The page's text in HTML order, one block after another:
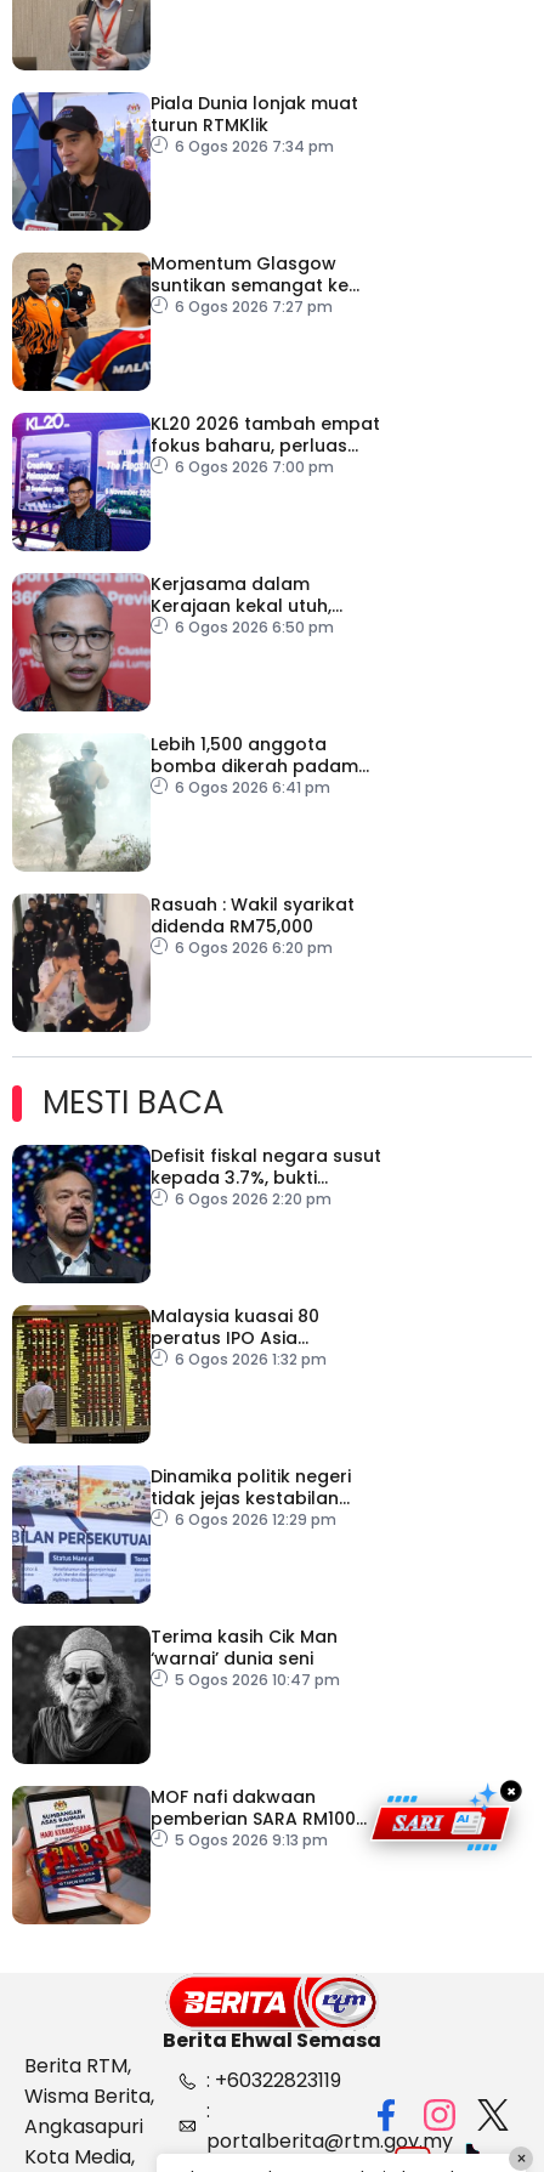
Piala Dunia lonjak muat
turun RTMKlik
6 Ogos 2026 7:34 pm
Momentum Glasgow
suntikan semangat ke
Sukan Asia 2026
6 Ogos 2026 7:27 pm
KL20 2026 tambah empat
fokus baharu, perluas
tumpuan ke lapan sektor
6 Ogos 2026 7:00 pm
Kerjasama dalam
Kerajaan kekal utuh,
stabil6 Ogos 2026 6:50 pm
Lebih 1,500 anggota
bomba dikerah padam
kebakaran di Washington
6 Ogos 2026 6:41 pm
Rasuah : Wakil syarikat
didenda RM75,000
6 Ogos 2026 6:20 pm
MESTI BACA
Defisit fiskal negara susut
kepada 3.7%, bukti
keyakinan pelabur masih
6 Ogos 2026 2:20 pm
Malaysia kuasai 80
peratus IPO Asia
Tenggara, kumpul AS$1.4
6 Ogos 2026 1:32 pm
Dinamika politik negeri
tidak jejas kestabilan
Kerajaan Perpaduan
6 Ogos 2026 12:29 pm
Terima kasih Cik Man
‘warnai’ dunia seni
5 Ogos 2026 10:47 pm
MOF nafi dakwaan
pemberian SARA RM100
sempena Hari
5 Ogos 2026 9:13 pm
×
Berita Ehwal Semasa
Berita RTM,
Wisma Berita,
Angkasapuri
Kota Media,
: +60322823119
:
portalberita@rtm.gov.my
×